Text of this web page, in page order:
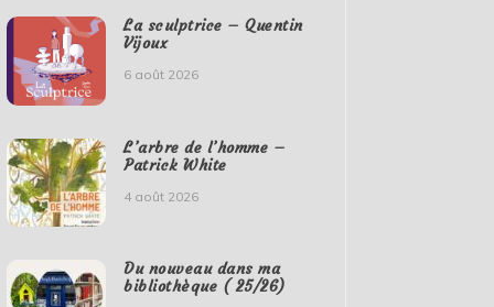
La sculptrice – Quentin
Vijoux
6 août 2026
L’arbre de l’homme –
Patrick White
4 août 2026
Du nouveau dans ma
bibliothèque ( 25/26)